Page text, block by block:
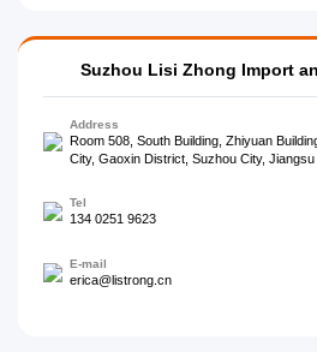
Suzhou Lisi Zhong Import
Address
Room 508, South Building, Zhiyuan
City, Gaoxin District, Suzhou City,
Tel
134 0251 9623
E-mail
erica@listrong.cn